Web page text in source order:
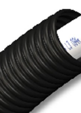
om hur
Svenska
English